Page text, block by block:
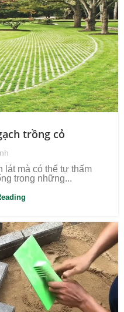
trồng cỏ
lát mà có thể tự thấm
trong những...